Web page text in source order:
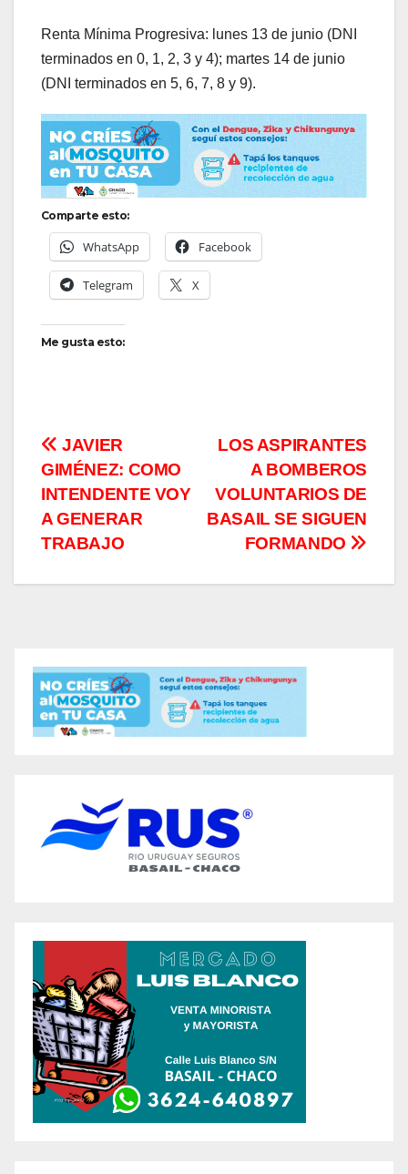
Renta Mínima Progresiva: lunes 13 de junio (DNI
terminados en 0, 1, 2, 3 y 4); martes 14 de junio
(DNI terminados en 5, 6, 7, 8 y 9).
Comparte esto:
WhatsApp Facebook
Telegram X
Me gusta esto:
Navegación
de
entradas
LOS ASPIRANTES
A BOMBEROS
VOLUNTARIOS DE
BASAIL SE SIGUEN
FORMANDO
JAVIER
GIMÉNEZ: COMO
INTENDENTE VOY
A GENERAR
TRABAJO